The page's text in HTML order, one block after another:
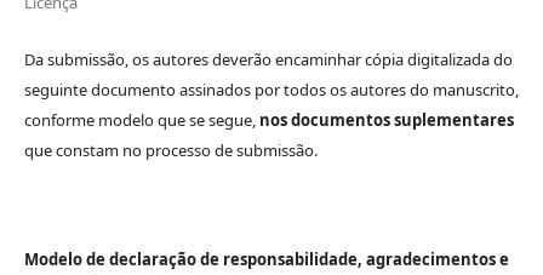
Da submissão, os autores deverão encaminhar cópia digitalizada do
seguinte documento assinados por todos os autores do manuscrito,
conforme modelo que se segue, nos documentos suplementares
que constam no processo de submissão.
Modelo de declaração de responsabilidade, agradecimentos e